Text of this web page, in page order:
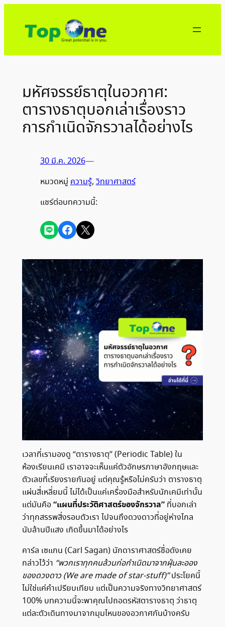
มหัศจรรย์ธาตุในอวกาศ:
ตารางธาตุบอกเล่าเรื่องราว
การกำเนิดจักรวาลได้อย่างไร
30 มี.ค. 2026—
หมวดหมู่ความรู้, วิทยาศาสตร์
แชร์ต่อบทความนี้:
Share on LINEShare on Facebook
Share on X
เวลาที่เรามองดู “ตารางธาตุ” (Periodic Table) ใน
ห้องเรียนเคมี เราอาจจะเห็นแค่ตัวอักษรภาษาอังกฤษและ
ตัวเลขที่เรียงรายกันอยู่ แต่คุณรู้หรือไม่ครับว่า ตารางธาตุ
แผ่นสี่เหลี่ยมนี้ ไม่ได้เป็นแค่เครื่องมือสำหรับนักเคมีเท่านั้น
แต่มันคือ“แผนที่ประวัติศาสตร์ของจักรวาล”ที่บอกเล่า
ว่าทุกสรรพสิ่งรอบตัวเรา ไปจนถึงดวงดาวที่อยู่ห่างไกล
นับล้านปีแสง เกิดขึ้นมาได้อย่างไร
คาร์ล เซแกน (Carl Sagan) นักดาราศาสตร์ชื่อดังเคย
กล่าวไว้ว่า “พวกเราทุกคนล้วนก่อกำเนิดมาจากฝุ่นละออง
ของดวงดาว (We are made of star-stuff)”ประโยคนี้
ไม่ใช่แค่คำเปรียบเทียบ แต่เป็นความจริงทางวิทยาศาสตร์
100% บทความนี้จะพาคุณไปถอดรหัสตารางธาตุ ว่าธาตุ
แต่ละตัวเดินทางมาจากมุมไหนของอวกาศกันบ้างครับ